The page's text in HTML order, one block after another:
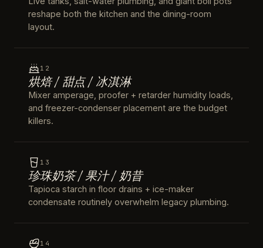
reshape both the kitchen and the dining-room
layout.
12
烘焙 / 甜点 / 冰淇淋
Mixer amperage, proofer + retarder humidity loads,
and freezer-condenser placement are the budget
killers.
13
珍珠奶茶 / 果汁 / 奶昔
Tapioca starch in floor drains + ice-maker
condensate routinely overwhelm legacy plumbing.
14